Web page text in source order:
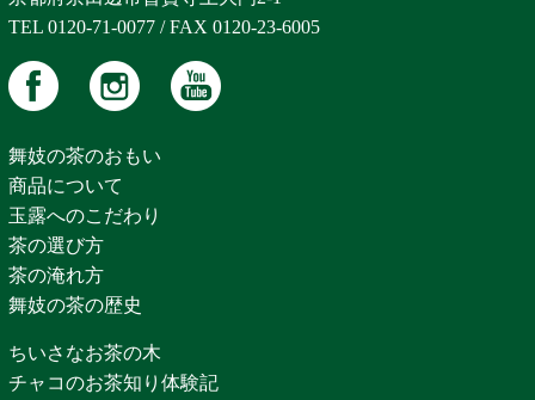
TEL 0120-71-0077 / FAX 0120-23-6005
舞妓の茶のおもい
商品について
玉露へのこだわり
茶の選び方
茶の淹れ方
舞妓の茶の歴史
ちいさなお茶の木
チャコのお茶知り体験記